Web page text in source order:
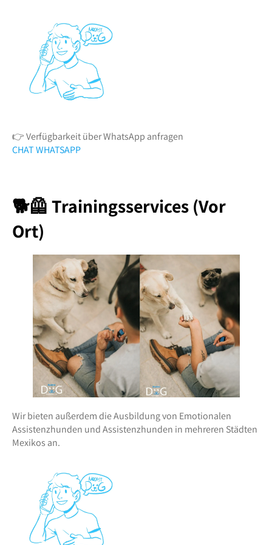
👉 Verfügbarkeit über WhatsApp anfragen
CHAT WHATSAPP
🐕🦺 Trainingsservices (Vor
Ort)
Wir bieten außerdem die Ausbildung von Emotionalen
Assistenzhunden und Assistenzhunden in mehreren Städten
Mexikos an.